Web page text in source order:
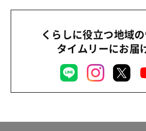
くらしに役立つ地域
タイムリーにお届